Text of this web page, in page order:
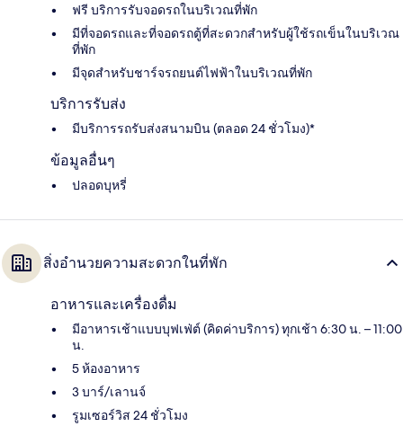
ฟรี บริการรับจอดรถในบริเวณที่พัก
มีที่จอดรถและที่จอดรถตู้ที่สะดวกสำหรับผู้ใช้รถเข็นในบริเวณ
ที่พัก
มีจุดสำหรับชาร์จรถยนต์ไฟฟ้าในบริเวณที่พัก
บริการรับส่ง
มีบริการรถรับส่งสนามบิน (ตลอด 24 ชั่วโมง)*
ข้อมูลอื่นๆ
ปลอดบุหรี่
สิ่งอำนวยความสะดวกในที่พัก
อาหารและเครื่องดื่ม
มีอาหารเช้าแบบบุฟเฟ่ต์ (คิดค่าบริการ) ทุกเช้า 6:30 น. – 11:00
น.
5 ห้องอาหาร
3 บาร์/เลานจ์
รูมเซอร์วิส 24 ชั่วโมง